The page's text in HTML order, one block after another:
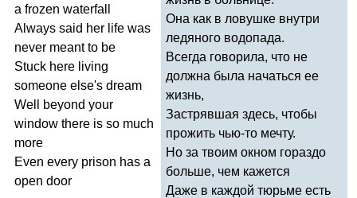
a frozen waterfall
Always said her life was
never meant to be
Stuck here living
someone else's dream
Well
beyond your
window there is so much
more
Even every prison has a
open door
Она как в ловушке внутри
ледяного водопада.
Всегда говорила, что не
должна была начаться ее
жизнь,
Застрявшая здесь, чтобы
прожить чью-то мечту.
Но за твоим окном гораздо
больше, чем кажется
Даже в каждой тюрьме есть